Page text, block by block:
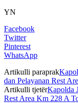
YN
Facebook
Twitter
Pinterest
WhatsApp
Artikulli paraprak
dan Pelayanan Rest
Artikulli tjetërKapolda
Rest Area Km 228 A